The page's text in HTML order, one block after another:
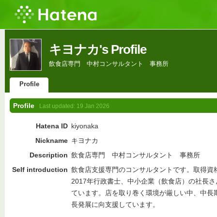
キヨナカ's Profile
飲食店専門 中村コンサルタント 事務所
Profile
Profile Last updated: 19 Jan 2026
Hatena ID kiyonaka
Nickname キヨナカ
Description 飲食店専門 中村コンサルタント 事務所
Self introduction 飲食店支援専門のコンサルタントです。取得
2017年行政書士、中小企業（飲食店）の社長
ています。店を取り巻く環境が厳しい中、中
長発展に向支援しています。